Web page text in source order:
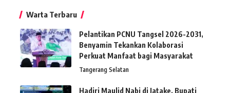
Warta Terbaru
Pelantikan PCNU Tangsel 2026-2031,
Benyamin Tekankan Kolaborasi
Perkuat Manfaat bagi Masyarakat
Tangerang Selatan
Hadiri Maulid Nabi di Jatake, Bupati